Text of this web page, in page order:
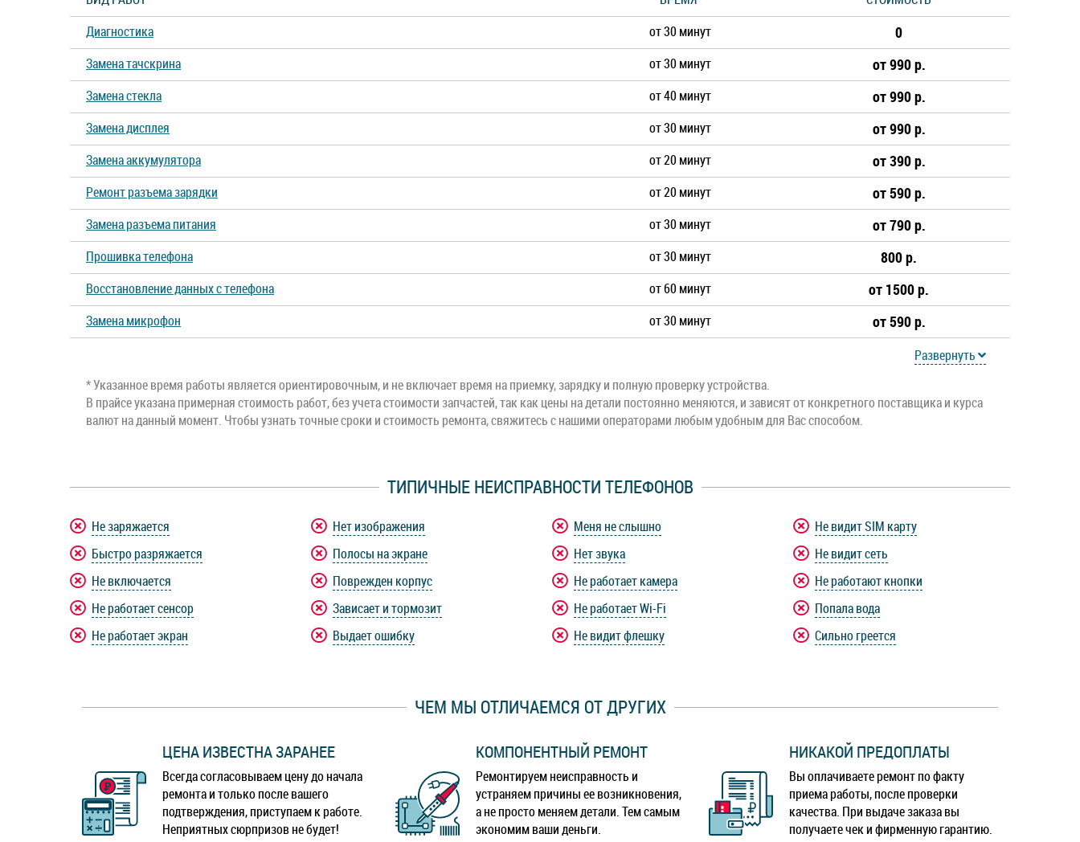
Meizu MX4 Meizu MX4 Pro Meizu MX5 Meizu MX6 Meizu Note 8 Meizu Note 9
Meizu Pro 6 Meizu Pro 7 Meizu U10
Meizu U20 Meizu V8 Pro Meizu X8
Диагностика
от 30 минут 0
Замена тачскрина от 30 минут от 990 р.
Замена стекла от 40 минут от 990 р.
Замена дисплея от 30 минут от 990 р.
Замена аккумулятора от 20 минут от 390 р.
Ремонт разъема зарядки от 20 минут от 590 р.
Замена разъема питания от 30 минут от 790 р.
Прошивка телефона от 30 минут 800 р.
Восстановление данных с телефона от 60 минут от 1500 р.
Замена микрофон от 30 минут от 590 р.
Развернуть
* Указанное время работы является ориентировочным, и не включает время на приемку, зарядку и полную проверку устройства.
В прайсе указана примерная стоимость работ, без учета стоимости запчастей, так как цены на детали постоянно меняются, и зависят от конкретного поставщика и курса
валют на данный момент. Чтобы узнать точные сроки и стоимость ремонта, свяжитесь с нашими операторами любым удобным для Вас способом.
ТИПИЧНЫЕ НЕИСПРАВНОСТИ ТЕЛЕФОНОВ
Не заряжается
Быстро разряжается
Не включается
Не работает сенсор
Не работает экран
Нет изображения
Полосы на экране
Поврежден корпус
Зависает и тормозит
Выдает ошибку
Меня не слышно
Нет звука
Не работает камера
Не работает Wi-Fi
Не видит флешку
Не видит SIM карту
Не видит сеть
Не работают кнопки
Попала вода
Сильно греется
ЧЕМ МЫ ОТЛИЧАЕМСЯ ОТ ДРУГИХ
ЦЕНА ИЗВЕСТНА ЗАРАНЕЕ
Всегда согласовываем цену до начала
ремонта и только после вашего
подтверждения, приступаем к работе.
Неприятных сюрпризов не будет!
КОМПОНЕНТНЫЙ РЕМОНТ
Ремонтируем неисправность и
устраняем причины ее возникновения,
а не просто меняем детали. Тем самым
экономим ваши деньги.
НИКАКОЙ ПРЕДОПЛАТЫ
Вы оплачиваете ремонт по факту
приема работы, после проверки
качества. При выдаче заказа вы
получаете чек и фирменную гарантию.